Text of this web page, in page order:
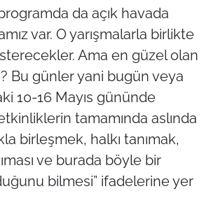
da açık havada
var. O yarışmalarla birlikte
Ama en güzel olan
Bu günler yani bugün veya
10-16 Mayıs gününde
tamamında aslında
birleşmek, halkı tanımak,
ve burada böyle bir
bilmesi” ifadelerine yer